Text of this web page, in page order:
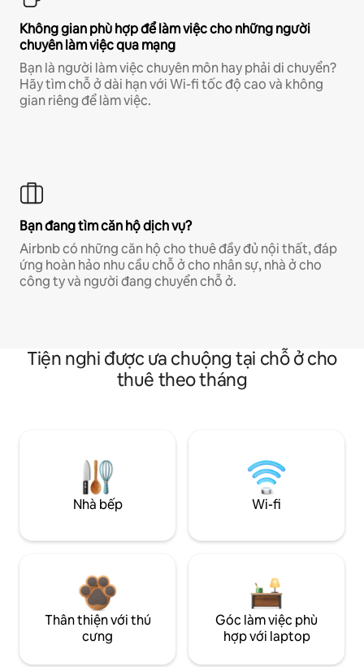
Không gian phù hợp để làm việc cho những người
chuyên làm việc qua mạng
Bạn là người làm việc chuyên môn hay phải di chuyển?
Hãy tìm chỗ ở dài hạn với Wi-fi tốc độ cao và không
gian riêng để làm việc.
Bạn đang tìm căn hộ dịch vụ?
Airbnb có những căn hộ cho thuê đầy đủ nội thất, đáp
ứng hoàn hảo nhu cầu chỗ ở cho nhân sự, nhà ở cho
công ty và người đang chuyển chỗ ở.
Tiện nghi được ưa chuộng tại chỗ ở cho
thuê theo tháng
Nhà bếp Wi-fi
Thân thiện với thú
cưng
Góc làm việc phù
hợp với laptop